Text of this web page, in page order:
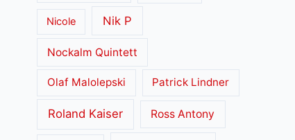
Nicole Nik P
Nockalm Quintett
Olaf Malolepski Patrick Lindner
Roland Kaiser Ross Antony